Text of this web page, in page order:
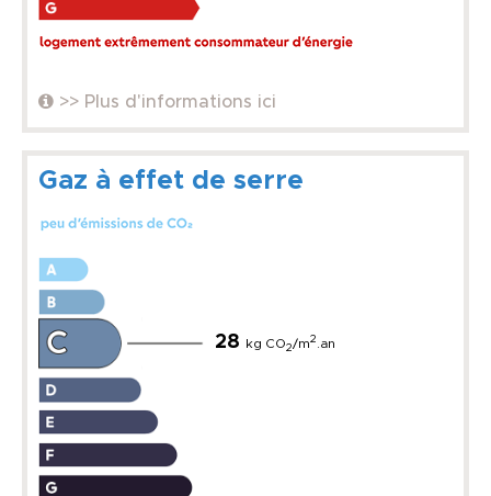
>> Plus d'informations ici
Gaz à effet de serre
28 kg CO2/m2 .an